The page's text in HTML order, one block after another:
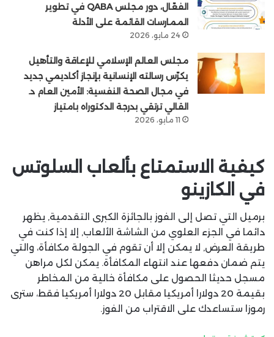
الفعّال، دور مجلس QABA في تطوير
الممارسات القائمة على الأدلة
24 مايو، 2026
مجلس العالم الإسلامي للإعاقة والتأهيل
يكرّس رسالته الإنسانية بإنجاز أكاديمي جديد
في مجال الصحة النفسية: الأمين العام د.
القالي ترتقي بدرجة الدكتوراه بامتياز
11 مايو، 2026
كيفية الاستمتاع بألعاب السلوتس
في الكازينو
برميل التي تصل إلى الفوز بالجائزة الكبرى التقدمية, يظهر
دائما في الجزء العلوي من الشاشة الألعاب, إلا إذا كنت في
طريقة العرض, لا يمكن إلا أن تقوم في الجولة مكافأة، والتي
يتم ضمان دفعها عند انتهاء المكافأة. يمكن لكل مراهن
مسجل حديثا الحصول على مكافأة خالية من المخاطر
بقيمة 20 دولارا أمريكيا مقابل 20 دولارا أمريكيا فقط، سترى
رموزا ستساعدك على الاقتراب من الفوز.